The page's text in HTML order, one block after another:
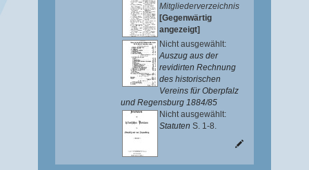
Mitgliederverzeichnis
[Gegenwärtig
angezeigt]
Nicht ausgewählt:
Auszug aus der
revidirten Rechnung
des historischen
Vereins für Oberpfalz
und Regensburg 1884/85
Nicht ausgewählt:
Statuten S. 1-8.